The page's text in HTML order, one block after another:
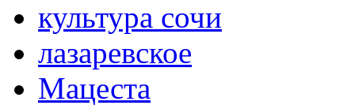
культура сочи
лазаревское
Мацеста